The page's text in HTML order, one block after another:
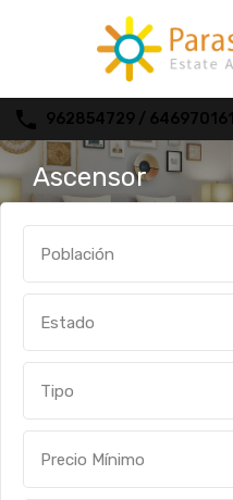
962854729 / 646970161
Ascensor
Población
Estado
Tipo
Precio Mínimo